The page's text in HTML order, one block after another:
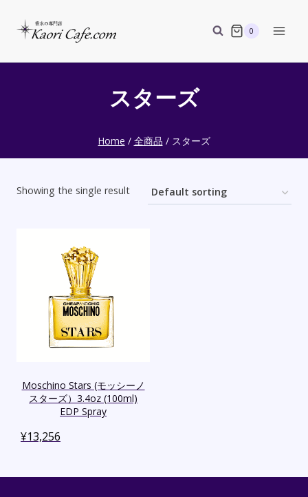
0
スターズ
Home / 全商品 / スターズ
Showing the single result
Moschino Stars (モッシーノ
スターズ）3.4oz (100ml)
EDP Spray
¥13,256